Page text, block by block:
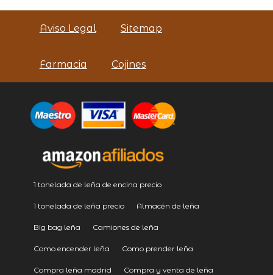
Aviso Legal Sitemap
Farmacia Cojines
1 tonelada de leña de encina precio
1 tonelada de leña precio Almacén de leña
Big bag leña Camiones de leña
Como encender leña Como prender leña
Compra leña madrid Compra y venta de leña